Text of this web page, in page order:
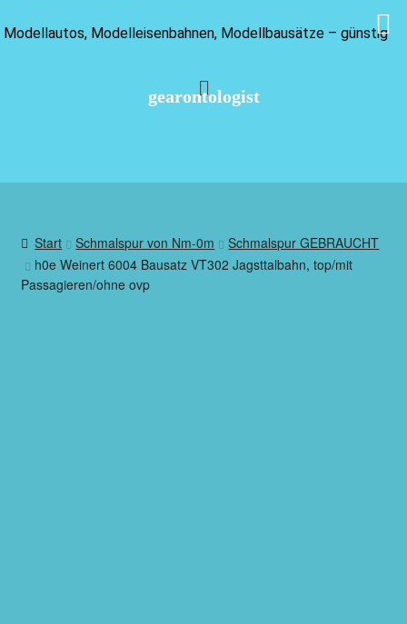
Modellautos, Modelleisenbahnen, Modellbausätze – günstig
Start Schmalspur von Nm-0m
Schmalspur GEBRAUCHT
h0e Weinert 6004 Bausatz VT302 Jagsttalbahn, top/mit
Passagieren/ohne ovp
gearontologist